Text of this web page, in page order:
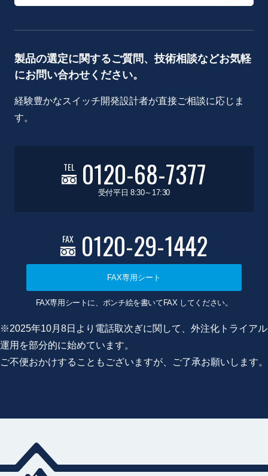
製品の選定に関するご質問、技術相談などお気軽
にお問い合わせください。
経験豊かなスイッチ開発設計者が直接ご相談に応じま
す。
TEL 0120-68-7377
受付平日 8:30～17:30
FAX 0120-29-1442
FAX専用シート
FAX専用シートに、ポンチ絵を書いてFAX してください。
※2025年10月8日より電話取次ぎに関して、外注化トライアル
運用を部分的に始めています。
ご不便おかけすることもございますが、ご了承お願いします。